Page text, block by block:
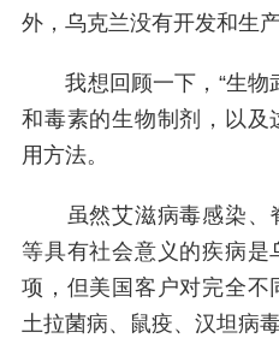
外，乌克兰没有开发和生
我想回顾一下，“生物
和毒素的生物制剂，以及
用方法。
虽然艾滋病毒感染、
等具有社会意义的疾病
项，但美国客户对完全不
土拉菌病、鼠疫、汉坦病